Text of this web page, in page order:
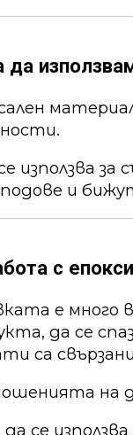
да
използва за
и
с
е много
да се
са
на
се